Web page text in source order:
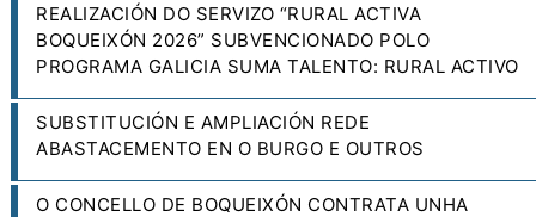
REALIZACIÓN DO SERVIZO “RURAL ACTIVA
BOQUEIXÓN 2026” SUBVENCIONADO POLO
PROGRAMA GALICIA SUMA TALENTO: RURAL ACTIVO
SUBSTITUCIÓN E AMPLIACIÓN REDE
ABASTACEMENTO EN O BURGO E OUTROS
O CONCELLO DE BOQUEIXÓN CONTRATA UNHA